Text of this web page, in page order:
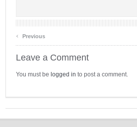
‹ Previous
Leave a Comment
You must be logged in to post a comment.